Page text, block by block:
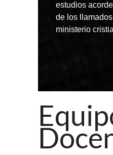
estudios
de los
ministerio